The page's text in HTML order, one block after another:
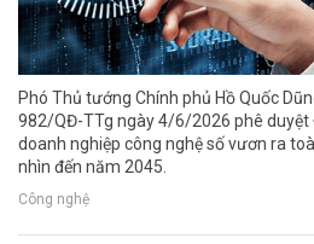
Phó Thủ tướng Chính phủ Hồ Quốc
982/QĐ-TTg ngày 4/6/2026 phê duyệt
doanh nghiệp công nghệ số vươn ra
nhìn đến năm 2045.
Công nghệ